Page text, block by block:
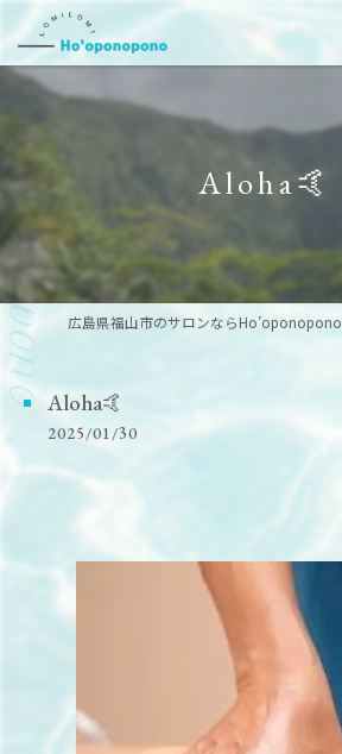
Aloha🤙
広島県福山市のサロンならHo’oponopono
Aloha🤙
2025/01/30